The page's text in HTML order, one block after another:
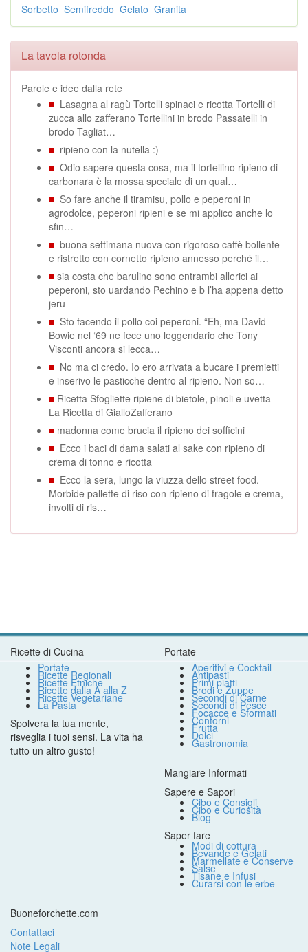
Sorbetto Semifreddo Gelato Granita
La tavola rotonda
Parole e idee dalla rete
■ Lasagna al ragù Tortelli spinaci e ricotta Tortelli di
zucca allo zafferano Tortellini in brodo Passatelli in
brodo Tagliat…
■ ripieno con la nutella :)
■ Odio sapere questa cosa, ma il tortellino ripieno di
carbonara è la mossa speciale di un qual…
■ So fare anche il tiramisu, pollo e peperoni in
agrodolce, peperoni ripieni e se mi applico anche lo
sfin…
■ buona settimana nuova con rigoroso caffè bollente
e ristretto con cornetto ripieno annesso perché il…
■ sia costa che barulino sono entrambi allerici ai
peperoni, sto uardando Pechino e b l’ha appena detto
jeru
■ Sto facendo il pollo coi peperoni. “Eh, ma David
Bowie nel ‘69 ne fece uno leggendario che Tony
Visconti ancora si lecca…
■ No ma ci credo. Io ero arrivata a bucare i premietti
e inserivo le pasticche dentro al ripieno. Non so…
■ Ricetta Sfogliette ripiene di bietole, pinoli e uvetta -
La Ricetta di GialloZafferano
■ madonna come brucia il ripieno dei sofficini
■ Ecco i baci di dama salati al sake con ripieno di
crema di tonno e ricotta
■ Ecco la sera, lungo la viuzza dello street food.
Morbide pallette di riso con ripieno di fragole e crema,
involti di ris…
Ricette di Cucina
Portate
Ricette Regionali
Ricette Etniche
Ricette dalla A alla Z
Ricette Vegetariane
La Pasta
Spolvera la tua mente,
risveglia i tuoi sensi. La vita ha
tutto un altro gusto!
Portate
Aperitivi e Cocktail
Antipasti
Primi piatti
Brodi e Zuppe
Secondi di Carne
Secondi di Pesce
Focacce e Sformati
Contorni
Frutta
Dolci
Gastronomia
Mangiare Informati
Sapere e Sapori
Cibo e Consigli
Cibo e Curiosità
Blog
Saper fare
Modi di cottura
Bevande e Gelati
Marmellate e Conserve
Salse
Tisane e Infusi
Curarsi con le erbe
Buoneforchette.com
Contattaci
Note Legali